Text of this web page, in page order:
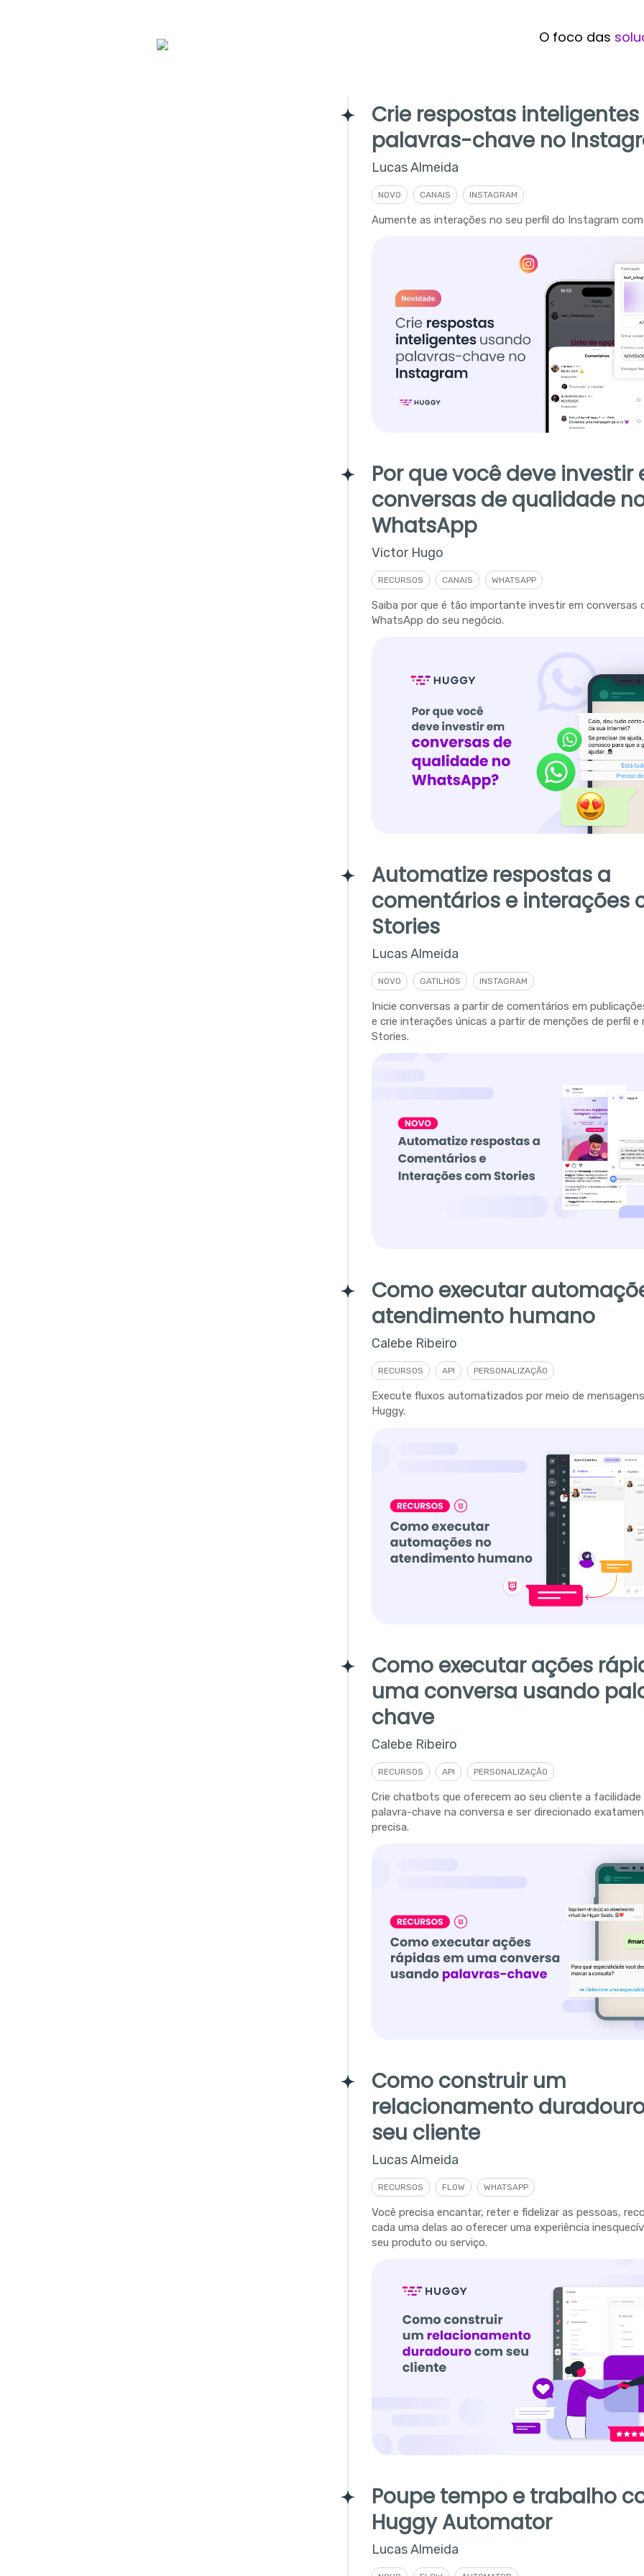
O foco das
Crie respostas
palavras-chave no
Lucas Almeida
NOVO CANAIS INSTAGRAM
Aumente as interações no seu perfil do Instagram
Por que você deve investir
conversas de qualidade
WhatsApp
Victor Hugo
RECURSOS CANAIS WHATSAPP
Saiba por que é tão importante investir em conversas
WhatsApp do seu negócio.
Automatize respostas a
comentários e interações
Stories
Lucas Almeida
NOVO GATILHOS INSTAGRAM
Inicie conversas a partir de comentários em
e crie interações únicas a partir de menções de perfil
Stories.
Como executar
atendimento humano
Calebe Ribeiro
RECURSOS API PERSONALIZAÇÃO
Execute fluxos automatizados por meio de
Huggy.
Como executar ações
uma conversa usando
chave
Calebe Ribeiro
RECURSOS API PERSONALIZAÇÃO
Crie chatbots que oferecem ao seu cliente a
palavra-chave na conversa e ser direcionado
precisa.
Como construir um
relacionamento
seu cliente
Lucas Almeida
RECURSOS FLOW WHATSAPP
Você precisa encantar, reter e fidelizar as pessoas,
cada uma delas ao oferecer uma experiência
seu produto ou serviço.
Poupe tempo e trabalho
Huggy Automator
Lucas Almeida